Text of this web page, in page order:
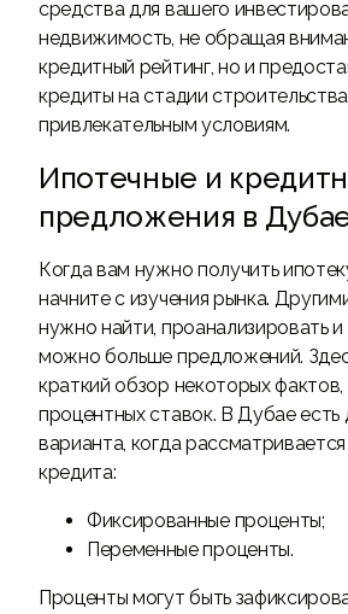
средства для вашего
недвижимость, не обращая
кредитный рейтинг, но и
кредиты на стадии
привлекательным условиям.
Ипотечные и
предложения в
Когда вам нужно получить
начните с изучения рынка.
нужно найти, проанализировать и
можно больше предложений.
краткий обзор некоторых
процентных ставок. В Дубае есть
варианта, когда
кредита:
Фиксированные проценты;
Переменные проценты.
Проценты могут быть